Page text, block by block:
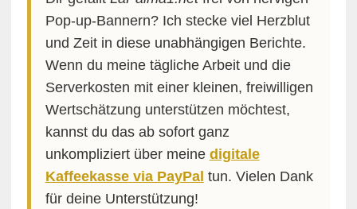
Pop-up-Bannern? Ich stecke viel Herzblut
und Zeit in diese unabhängigen Berichte.
Wenn du meine tägliche Arbeit und die
Serverkosten mit einer kleinen, freiwilligen
Wertschätzung unterstützen möchtest,
kannst du das ab sofort ganz
unkompliziert über meine digitale
Kaffeekasse via PayPal tun. Vielen Dank
für deine Unterstützung!